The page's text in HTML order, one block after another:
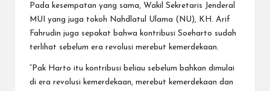
Pada kesempatan yang sama, Wakil Sekretaris Jenderal
MUI yang juga tokoh Nahdlatul Ulama (NU), KH. Arif
Fahrudin juga sepakat bahwa kontribusi Soeharto sudah
terlihat sebelum era revolusi merebut kemerdekaan.
“Pak Harto itu kontribusi beliau sebelum bahkan dimulai
di era revolusi kemerdekaan, merebut kemerdekaan dan